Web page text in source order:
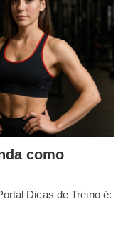
como
Dicas de Treino é: